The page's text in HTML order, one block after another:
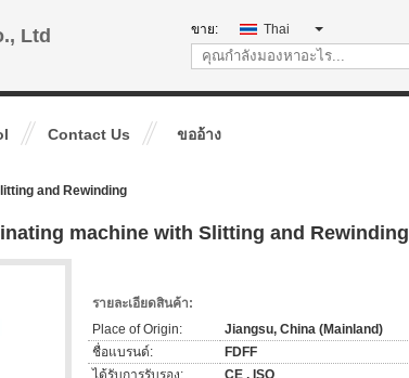
Ltd ขาย: Thai
Contact Us ขออ้าง
and Rewinding
machine with Slitting and Rewinding
รายละเอียดสินค้า:
Place of Origin:
Jiangsu, China (Mainland)
ชื่อแบรนด์:
FDFF
ได้รับการรับรอง:
CE , ISO